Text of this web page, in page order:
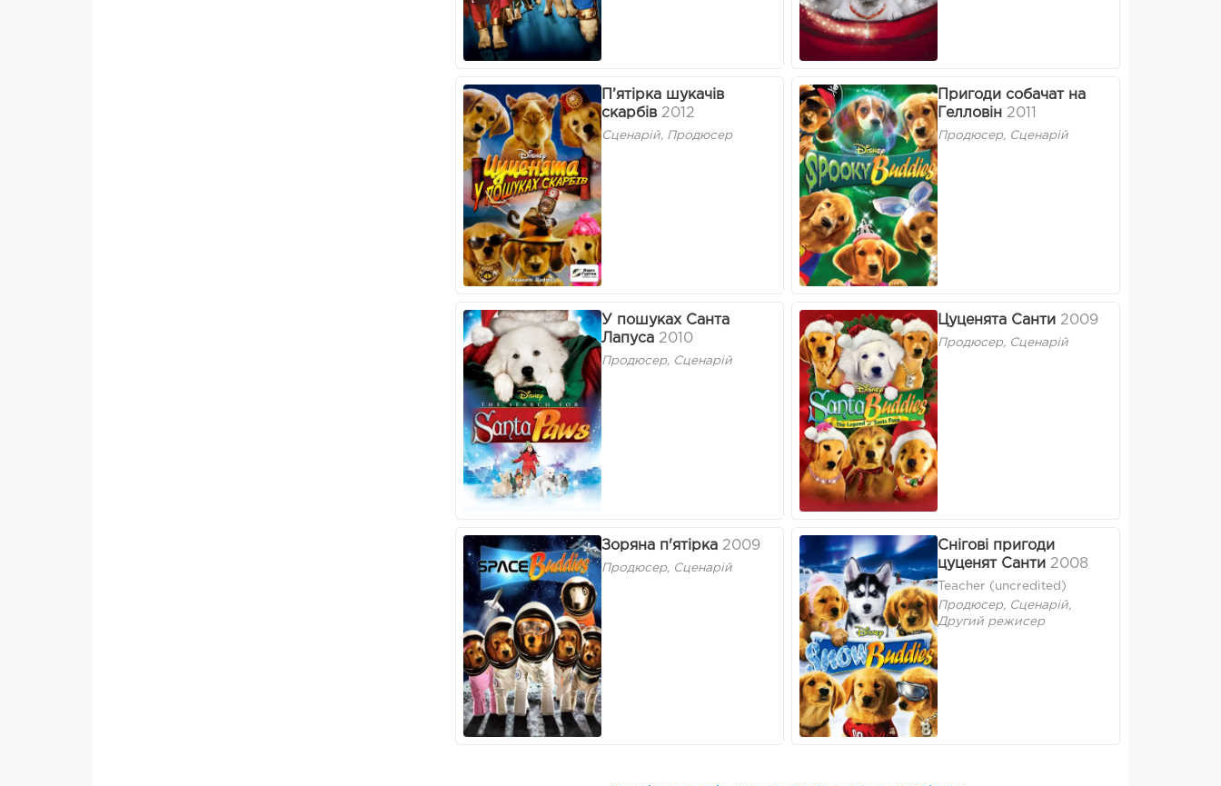
П’ятірка шукачів
скарбів 2012
Сценарій, Продюсер
Пригоди собачат на
Гелловін 2011
Продюсер, Сценарій
У пошуках Санта
Лапуса 2010
Продюсер, Сценарій
Цуценята Санти 2009
Продюсер, Сценарій
Зоряна п'ятірка 2009
Продюсер, Сценарій
Снігові пригоди
цуценят Санти 2008
Teacher (uncredited)
Продюсер, Сценарій,
Другий режисер